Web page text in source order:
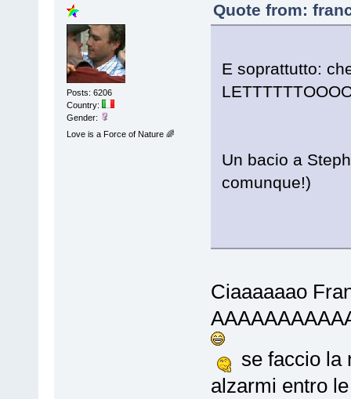
Posts: 6206
Country:
Gender:
Love is a Force of Nature 🌈
Quote from:
E soprattutto:
Un bacio a
comunque!)
Ciaaaaaao
se faccio la
alzarmi entro